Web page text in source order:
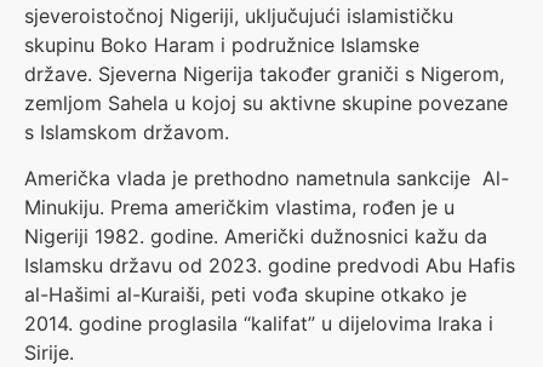
sjeveroistočnoj Nigeriji, uključujući islamističku
skupinu Boko Haram i podružnice Islamske
države. Sjeverna Nigerija također graniči s Nigerom,
zemljom Sahela u kojoj su aktivne skupine povezane
s Islamskom državom.
Američka vlada je prethodno nametnula sankcije Al-
Minukiju. Prema američkim vlastima, rođen je u
Nigeriji 1982. godine. Američki dužnosnici kažu da
Islamsku državu od 2023. godine predvodi Abu Hafis
al-Hašimi al-Kuraiši, peti vođa skupine otkako je
2014. godine proglasila “kalifat” u dijelovima Iraka i
Sirije.